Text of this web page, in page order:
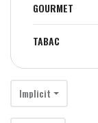
GOURMET
TABAC
Implicit